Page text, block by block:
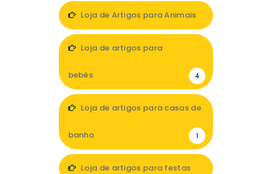
Loja de Artigos para Animais
Loja de artigos para
bebés 4
Loja de artigos para casas de
banho 1
Loja de artigos para festas